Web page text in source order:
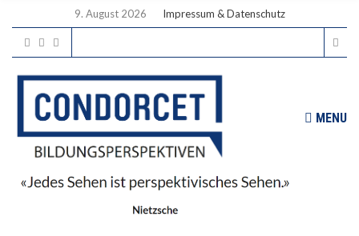
9. August 2026 Impressum & Datenschutz
MENU